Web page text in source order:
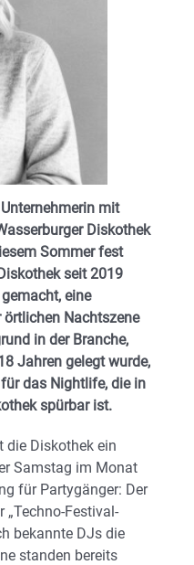
mit
Diskothek
Sommer fest
seit 2019
eine
örtlichen Nachtszene
in der Branche,
Jahren gelegt wurde,
das Nightlife, die in
spürbar ist.
die Diskothek ein
Samstag im Monat
für Partygänger: Der
Festival-
bekannte DJs die
standen bereits